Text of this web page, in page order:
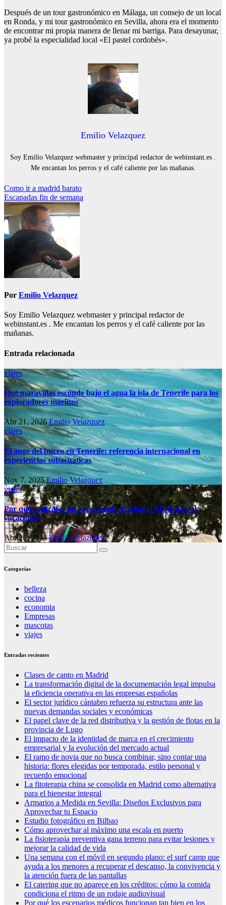
Después de un tour gastronómico en Málaga, un consejo de un local
en Ronda, y mi tour gastronómico en Sevilla, ahora era el momento
de encontrar mi propia manera de llenar mi barriga. Para desayunar,
ya probé la especialidad local «El pastel cordobés».
Emilio Velazquez
Soy Emilio Velazquez webmaster y principal redactor de webinstant.es .
Me encantan los perros y el café caliente por las mañanas.
Navegación
de
entradas
Como ir a madrid barato
Escapadas fin de semana
Por Emilio Velazquez
Soy Emilio Velazquez webmaster y principal redactor de
webinstant.es . Me encantan los perros y el café caliente por las
mañanas.
Entrada relacionada
viajes
Qué maravillas esconde bajo el agua la isla de Tenerife para los
exploradores marinos
Abr 21, 2026Emilio Velazquez
viajes
El auge del buceo en Tenerife: referencia internacional en
experiencias subacuáticas
Nov 7, 2025Emilio Velazquez
viajes
Por qué contratar las excursiones si viajas a México estas
vacaciones
Abr 26, 2024Emilio Velazquez
Categorías
belleza
cocina
economia
Empresas
mascotas
viajes
Entradas recientes
Clases de canto en Madrid
La transformación digital de la documentación legal impulsa
la eficiencia operativa en las empresas españolas
El sector jurídico cántabro refuerza su estructura ante las
nuevas demandas sociales y económicas
El papel clave de la red distributiva y la gestión de flotas en la
provincia de Lugo
El impacto de la identidad de marca en el crecimiento
empresarial y la evolución del mercado actual
El ramo de novia que no busca combinar, sino contar una
historia: flores elegidas por temporada, estilo personal y
recuerdo emocional
La fitoterapia china se consolida en Madrid como alternativa
para el bienestar integral
Armarios a Medida en Sevilla: Diseños Exclusivos para
Aprovechar tu Espacio
Estudio fotográfico en Bilbao
Cómo aprovechar al máximo una escala en puerto
La fisioterapia preventiva gana terreno para evitar lesiones y
mejorar la calidad de vida
Una semana con el móvil en segundo plano: el surf camp que
ayuda a los menores a recuperar el descanso, la convivencia y
la atención fuera de las pantallas
El catering que no aparece en los créditos: cómo la comida
condiciona el ritmo de un rodaje audiovisual
Por qué los escenarios médicos funcionan tan bien en los